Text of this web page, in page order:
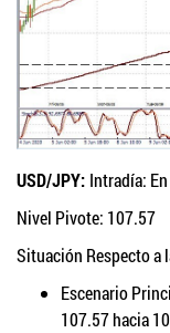
USD/JPY: Intradía:
Nivel Pivote: 107.57
Situación Respecto a
Escenario
107.57 hacia